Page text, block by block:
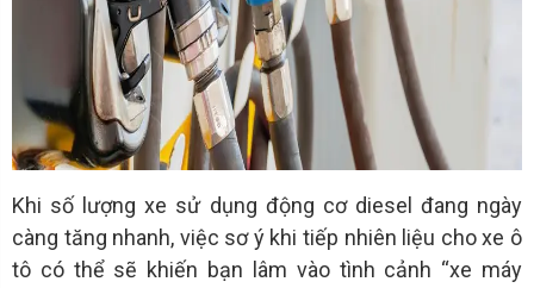
Khi số lượng xe sử dụng động cơ diesel đang ngày
càng tăng nhanh, việc sơ ý khi tiếp nhiên liệu cho xe ô
tô có thể sẽ khiến bạn lâm vào tình cảnh “xe máy